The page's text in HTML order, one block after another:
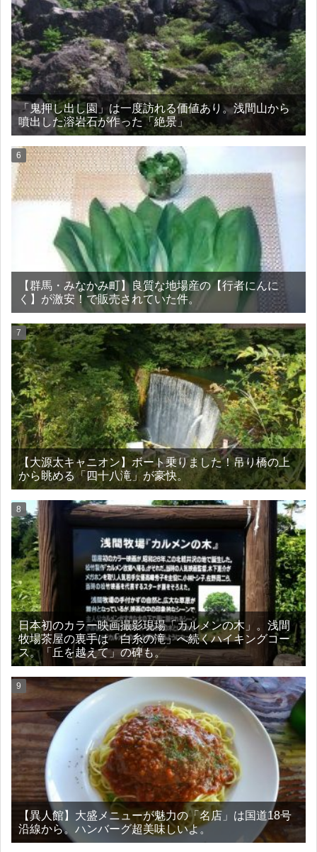
「鬼押し出し園」は一度訪れる価値あり。浅間山から
噴出した溶岩石が作った「絶景」
【群馬・みなかみ町】良質な地場産の【行者にんに
く】が激安！で販売されていた件。
【大源太キャニオン】ボート乗りました！吊り橋の上
から眺める「四十八滝」が豪快。
日本初のカラー映画撮影現場「カルメンの木」。浅間
牧場茶屋の裏手は「白糸の滝」へ続くハイキングコー
ス。「丘を越えて」の碑も。
【異人館】大盛メニューが魅力の「名店」は国道18号
沿線から。ハンバーグ超美味しいよ。